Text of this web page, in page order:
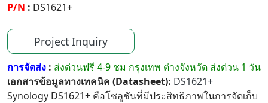
P/N : DS1621+
Project Inquiry
การจัดส่ง : ส่งด่วนฟรี 4-9 ชม กรุงเทพ ต่างจังหวัด ส่งด่วน 1 วัน
เอกสารข้อมูลทางเทคนิค (Datasheet): DS1621+
Synology DS1621+ คือโซลูชันที่มีประสิทธิภาพในการจัดเก็บ